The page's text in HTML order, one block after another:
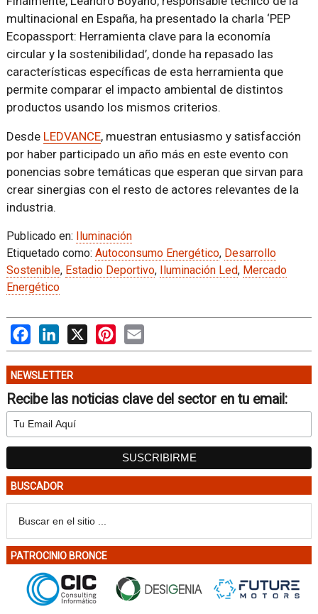
multinacional en España, ha presentado la charla ‘PEP
Ecopassport: Herramienta clave para la economía
circular y la sostenibilidad’, donde ha repasado las
características específicas de esta herramienta que
permite comparar el impacto ambiental de distintos
productos usando los mismos criterios.
Desde LEDVANCE, muestran entusiasmo y satisfacción
por haber participado un año más en este evento con
ponencias sobre temáticas que esperan que sirvan para
crear sinergias con el resto de actores relevantes de la
industria.
Publicado en: Iluminación
Etiquetado como: Autoconsumo Energético, Desarrollo
Sostenible, Estadio Deportivo, Iluminación Led, Mercado
Energético
FacebookLinkedIn
X PinterestEmail
NEWSLETTER
Recibe las noticias clave del sector en tu email:
BUSCADOR
PATROCINIO BRONCE